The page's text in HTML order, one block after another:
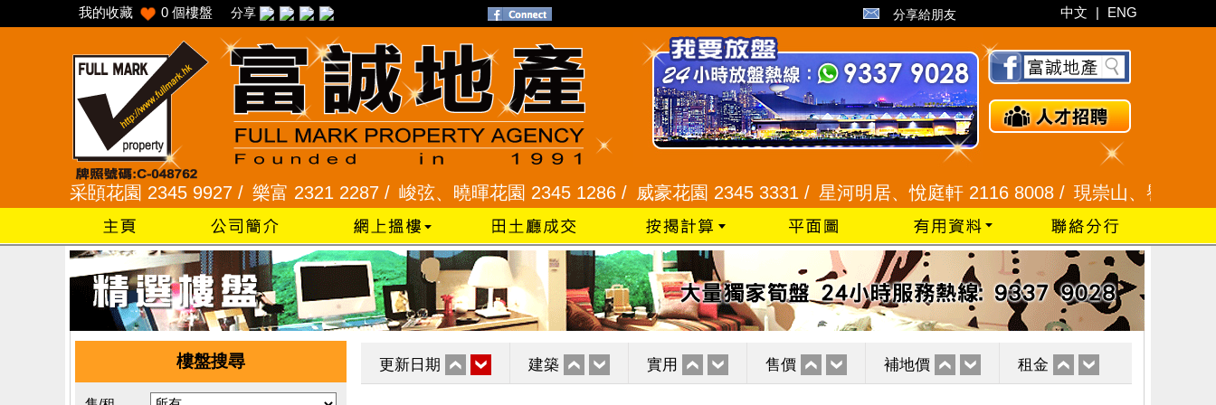
我的收藏 0 個樓盤 分享 分享給朋友 中文 | ENG
采頣花園 2345 9927 /樂富 2321 2287 /峻弦、曉暉花園 2345 1286 /威豪花園 2345 3331 /星河明居、悅庭軒 2116 8008 /現崇山、譽港灣 2345
樓盤搜尋 更新日期 建築 實用 售價 補地價 租金